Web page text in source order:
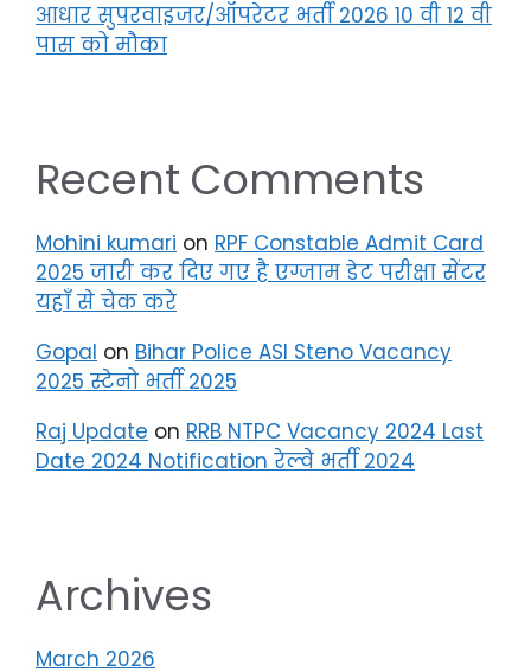
आधार सुपरवाइजर/ऑपरेटर भर्ती 2026 10 वी 12 वी
पास को मौका
Recent Comments
Mohini kumari on RPF Constable Admit Card
2025 जारी कर दिए गए है एग्जाम डेट परीक्षा सेंटर
यहाँ से चेक करे
Gopal on Bihar Police ASI Steno Vacancy
2025 स्टेनो भर्ती 2025
Raj Update on RRB NTPC Vacancy 2024 Last
Date 2024 Notification रेल्वे भर्ती 2024
Archives
March 2026